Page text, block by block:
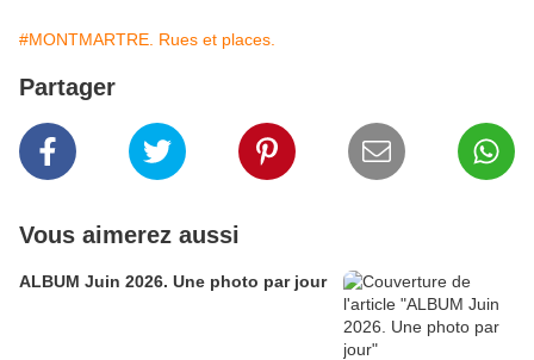
#MONTMARTRE. Rues et places.
Partager
Vous aimerez aussi
ALBUM Juin 2026. Une photo par jour